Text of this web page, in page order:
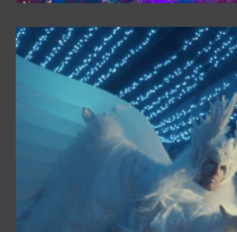
Pasacalles Universe